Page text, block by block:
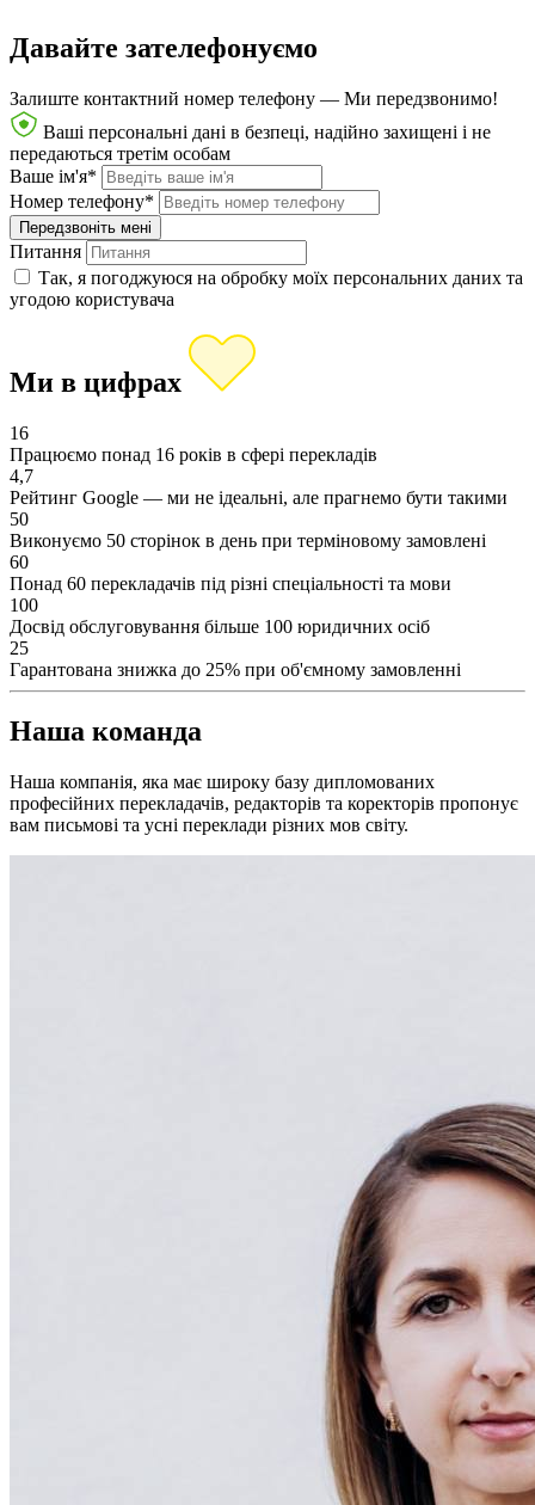
Давайте зателефонуємо
Залиште контактний номер телефону — Ми передзвонимо!
Ваші персональні дані в безпеці, надійно захищені і не
передаються третім особам
Ваше ім'я*
Номер телефону*
Питання
Так, я погоджуюся на обробку моїх персональних даних та
угодою користувача
Ми в цифрах
16
Працюємо понад 16 років в сфері перекладів
4,7
Рейтинг Google — ми не ідеальні, але прагнемо бути такими
50
Виконуємо 50 сторінок в день при терміновому замовлені
60
Понад 60 перекладачів під різні спеціальності та мови
100
Досвід обслуговування більше 100 юридичних осіб
25
Гарантована знижка до 25% при об'ємному замовленні
Наша команда
Наша компанія, яка має широку базу дипломованих
професійних перекладачів, редакторів та коректорів пропонує
вам письмові та усні переклади різних мов світу.